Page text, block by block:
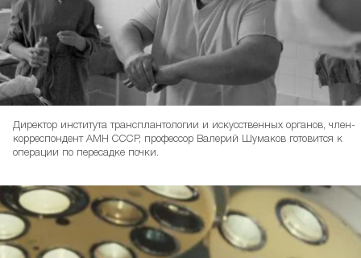
Директор института трансплантологии и искусственных органов, член-
корреспондент АМН СССР, профессор Валерий Шумаков готовится к
операции по пересадке почки.